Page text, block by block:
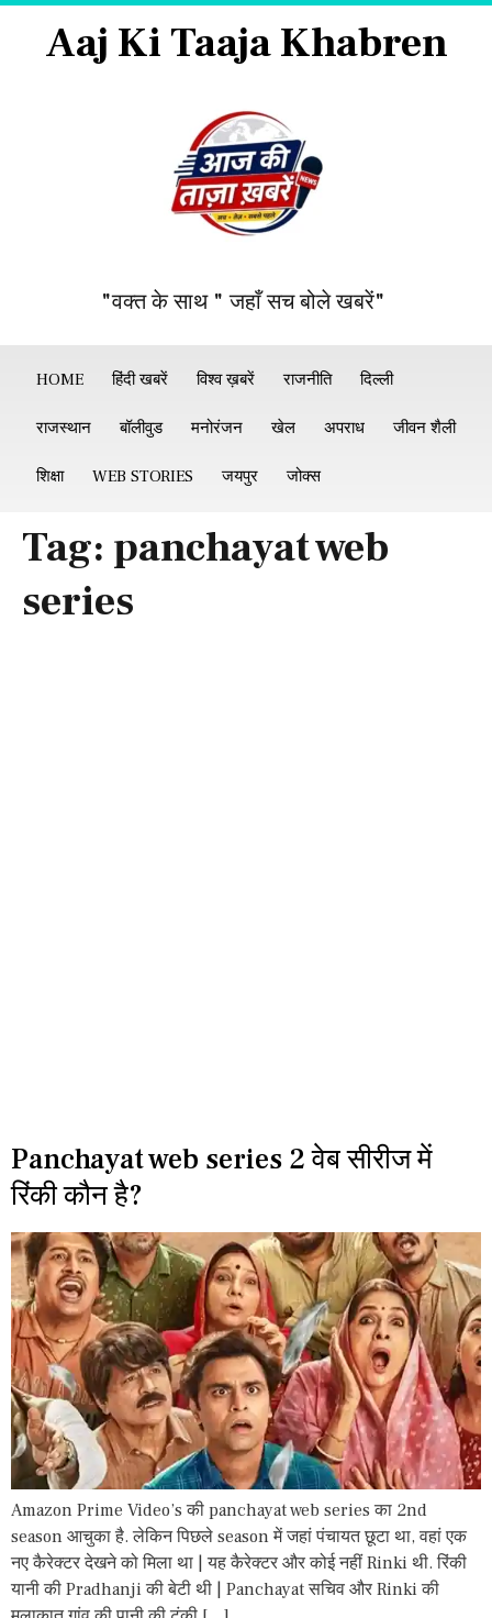
Aaj Ki Taaja Khabren
"वक्त के साथ " जहाँ सच बोले खबरें"
HOME हिंदी खबरें विश्व ख़बरें राजनीति दिल्ली
राजस्थान बॉलीवुड मनोरंजन खेल अपराध जीवन शैली
शिक्षा WEB STORIES जयपुर जोक्स
Tag: panchayat web
series
Panchayat web series 2 वेब सीरीज में
रिंकी कौन है?
Amazon Prime Video’s की panchayat web series का 2nd
season आचुका है. लेकिन पिछले season में जहां पंचायत छूटा था, वहां एक
नए कैरेक्टर देखने को मिला था | यह कैरेक्टर और कोई नहीं Rinki थी. रिंकी
यानी की Pradhanji की बेटी थी | Panchayat सचिव और Rinki की